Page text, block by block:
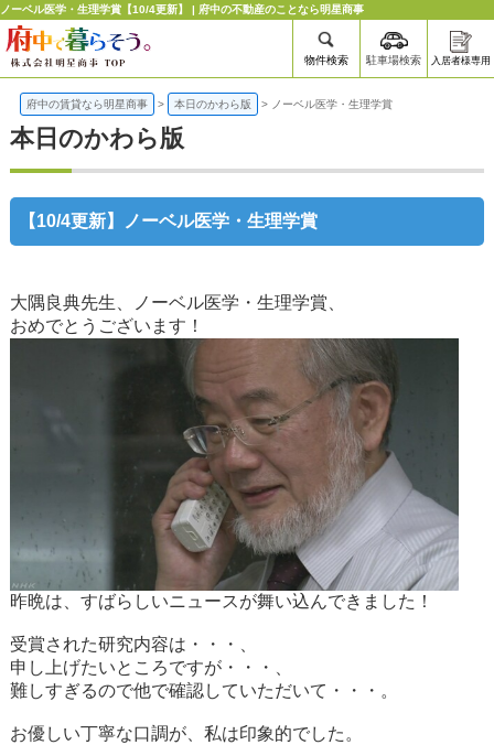
ノーベル医学・生理学賞【10/4更新】 | 府中の不動産のことなら明星商事
物件検索 駐車場検索 入居者様専用
府中の賃貸なら明星商事 > 本日のかわら版 > ノーベル医学・生理学賞
本日のかわら版
【10/4更新】ノーベル医学・生理学賞
大隅良典先生、ノーベル医学・生理学賞、
おめでとうございます！
昨晩は、すばらしいニュースが舞い込んできました！
受賞された研究内容は・・・、
申し上げたいところですが・・・、
難しすぎるので他で確認していただいて・・・。
お優しい丁寧な口調が、私は印象的でした。